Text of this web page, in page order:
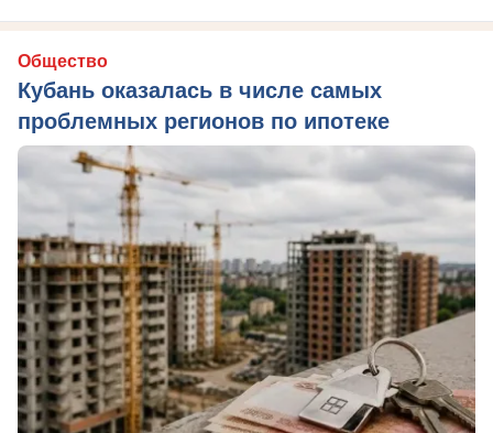
Общество
Кубань оказалась в числе самых
проблемных регионов по ипотеке